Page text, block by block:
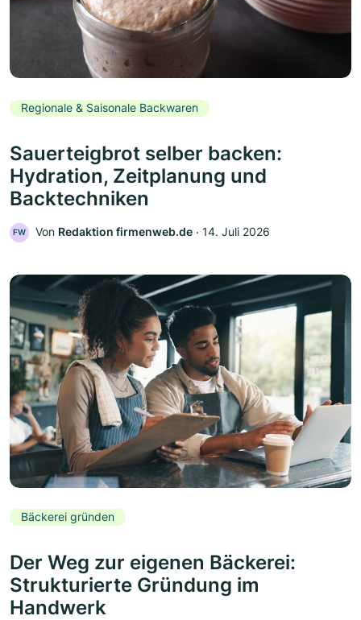
Regionale & Saisonale Backwaren
Sauerteigbrot selber backen:
Hydration, Zeitplanung und
Backtechniken
FW Von Redaktion firmenweb.de ‧ 14. Juli 2026
Bäckerei gründen
Der Weg zur eigenen Bäckerei:
Strukturierte Gründung im
Handwerk